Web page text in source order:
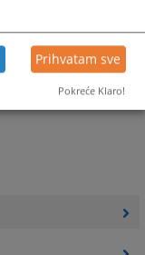
Prihvatam sve
Pokreće Klaro!